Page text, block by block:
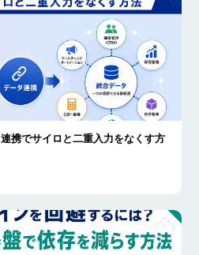
携でサイロと二重入力をなくす方